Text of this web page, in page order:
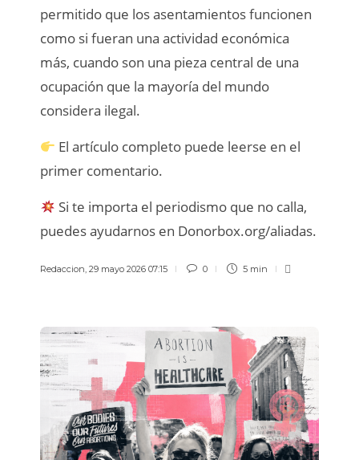
permitido que los asentamientos funcionen
como si fueran una actividad económica
más, cuando son una pieza central de una
ocupación que la mayoría del mundo
considera ilegal.
El artículo completo puede leerse en el
primer comentario.
Si te importa el periodismo que no calla,
puedes ayudarnos en Donorbox.org/aliadas.
Redaccion, 29 mayo 2026 07:15 0 5 min